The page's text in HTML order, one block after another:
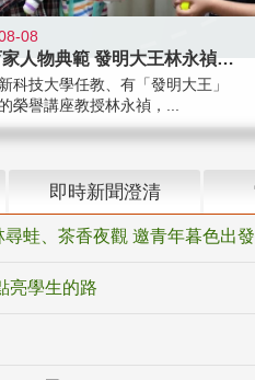
08
教育家人物典範 發明大王林永禎教授
科技大學任教、有「發明大王」
榮譽講座教授林永禎，...
即時新聞澄清
蛙、茶香夜觀 邀青年暮色出發
亮學生的路